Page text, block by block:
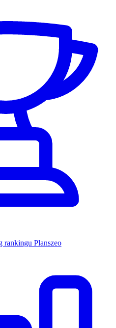
rankingu Planszeo